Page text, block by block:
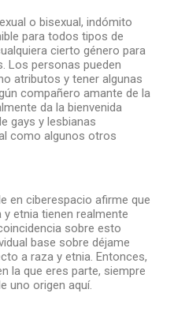
o bisexual, indómito
para todos tipos de
cierto género para
Los personas pueden
atributos y tener algunas
compañero amante de la
da la bienvenida
gays y lesbianas
como algunos otros
en ciberespacio afirme que
etnia tienen realmente
sobre esto
base sobre déjame
a raza y etnia. Entonces,
la que eres parte, siempre
uno origen aquí.